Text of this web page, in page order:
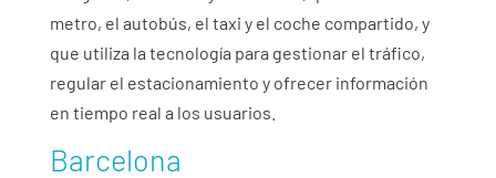
metro, el autobús, el taxi y el coche compartido, y
que utiliza la tecnología para gestionar el tráfico,
regular el estacionamiento y ofrecer información
en tiempo real a los usuarios.
Barcelona